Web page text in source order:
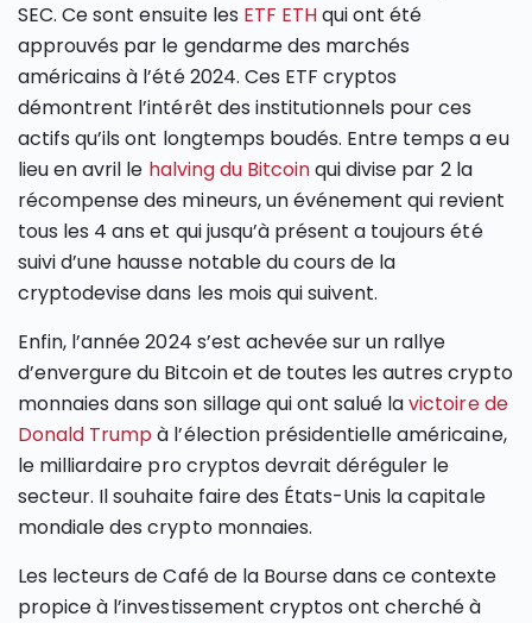
SEC. Ce sont ensuite les ETF ETHqui ont été
approuvés par le gendarme des marchés
américains à l’été 2024. Ces ETF cryptos
démontrent l’intérêt des institutionnels pour ces
actifs qu’ils ont longtemps boudés. Entre temps a eu
lieu en avril le halving du Bitcoinqui divise par 2 la
récompense des mineurs, un événement qui revient
tous les 4 ans et qui jusqu’à présent a toujours été
suivi d’une hausse notable du cours de la
cryptodevise dans les mois qui suivent.
Enfin, l’année 2024 s’est achevée sur un rallye
d’envergure du Bitcoin et de toutes les autres crypto
monnaies dans son sillage qui ont salué lavictoire de
Donald Trumpà l’élection présidentielle américaine,
le milliardaire pro cryptos devrait déréguler le
secteur. Il souhaite faire des États-Unis la capitale
mondiale des crypto monnaies.
Les lecteurs de Café de la Bourse dans ce contexte
propice à l’investissement cryptos ont cherché à